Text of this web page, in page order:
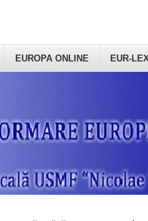
EUROPA ONLINE EUR-